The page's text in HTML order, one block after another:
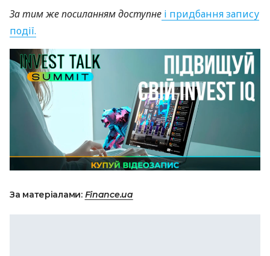
За тим же посиланням доступне і придбання запису
події.
За матеріалами: Finance.ua